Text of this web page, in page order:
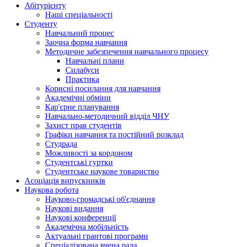
Абітурієнту
Наші спеціальності
Студенту
Навчальний процес
Заочна форма навчання
Методичне забезпечення навчального процесу
Навчальні плани
Силабуси
Практика
Корисні посилання для навчання
Академічні обміни
Кар'єрне планування
Навчально-методичний відділ ЧНУ
Захист прав студентів
Графіки навчання та постійний розклад
Студрада
Можливості за кордоном
Студентські гуртки
Студентське наукове товариство
Асоціація випускників
Наукова робота
Науково-громадські об'єднання
Наукові видання
Наукові конференції
Академічна мобільність
Актуальні грантові програми
Спеціалізована вчена рада